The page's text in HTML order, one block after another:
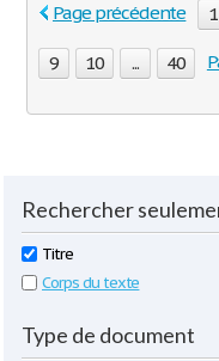
Page précédente
1
9 10 ... 40
Rechercher
Titre
Corps du texte
Type de document